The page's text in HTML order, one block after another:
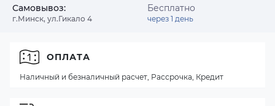
Самовывоз:
г.Минск, ул.Гикало 4
Бесплатно
через 1 день
ОПЛАТА
Наличный и безналичный расчет, Рассрочка, Кредит